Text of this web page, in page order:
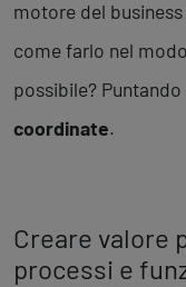
motore del
come farlo nel
possibile? Puntando
coordinate.
Creare valore
processi e